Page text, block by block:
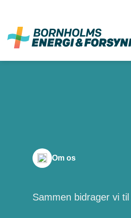
indhold
Om os
Sammen bidrager vi